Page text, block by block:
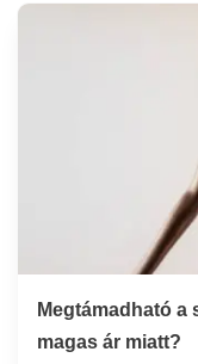
Megtámadható a
magas ár miatt?